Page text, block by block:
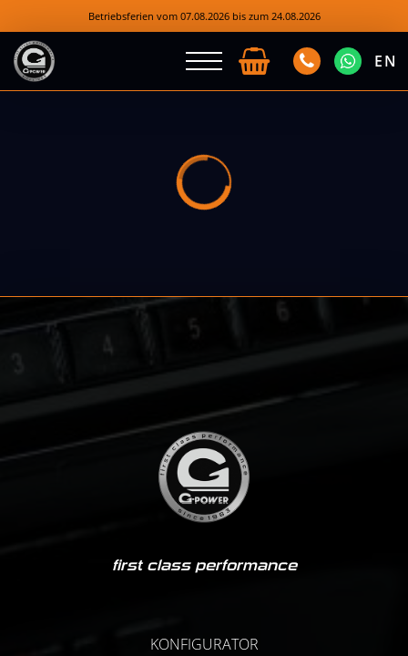
Betriebsferien vom 07.08.2026 bis zum 24.08.2026
EN
first class performance
KONFIGURATOR